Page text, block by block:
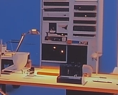
Mobility
Aplicación Para Comerciales
Pricing
Generación De Tarifas De Precios
Picking
D2C
Direct To Consumer
Sage 200 O Sage 50